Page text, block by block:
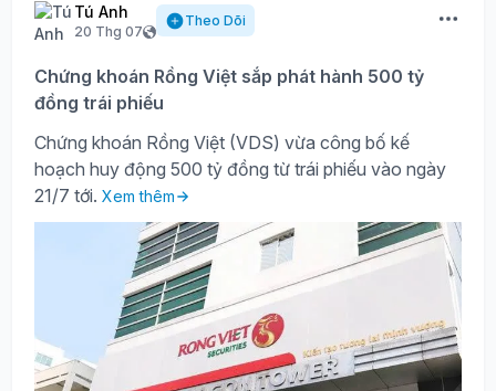
Tú Anh
20 Thg 07
Theo Dõi
Chứng khoán Rồng Việt sắp phát hành 500 tỷ
đồng trái phiếu
Chứng khoán Rồng Việt (VDS) vừa công bố kế
hoạch huy động 500 tỷ đồng từ trái phiếu vào ngày
21/7 tới. Xem thêm